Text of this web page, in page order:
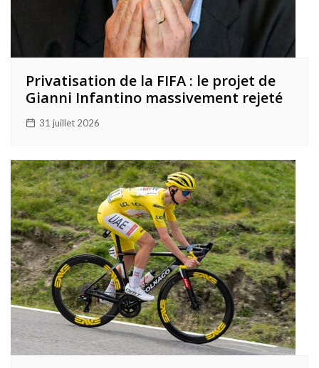
Privatisation de la FIFA : le projet de
Gianni Infantino massivement rejeté
31 juillet 2026